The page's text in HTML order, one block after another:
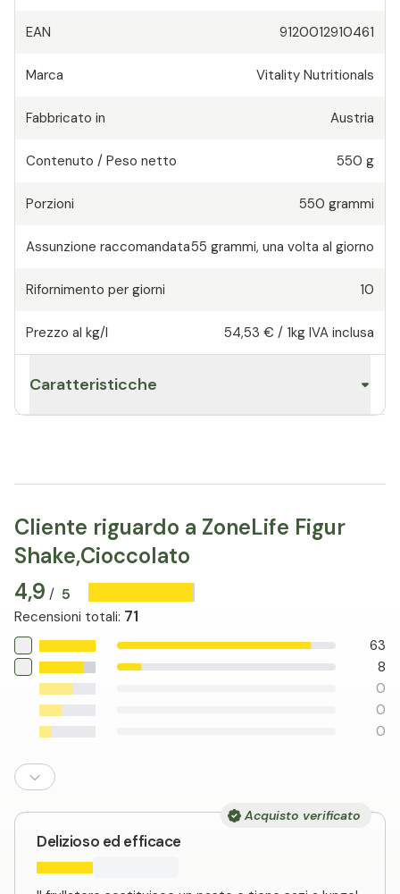
EAN 9120012910461
Marca Vitality Nutritionals
Fabbricato in Austria
Contenuto / Peso netto 550 g
Porzioni 550 grammi
Assunzione raccomandata55 grammi, una volta al giorno
Rifornimento per giorni 10
Prezzo al kg/l 54,53 € / 1kg IVA inclusa
Caratteristicche
Cliente riguardo a ZoneLife Figur
Shake,Cioccolato
4,9 / 5
Recensioni totali: 71
63
8
0
0
0
Acquisto verificato
Delizioso ed efficace